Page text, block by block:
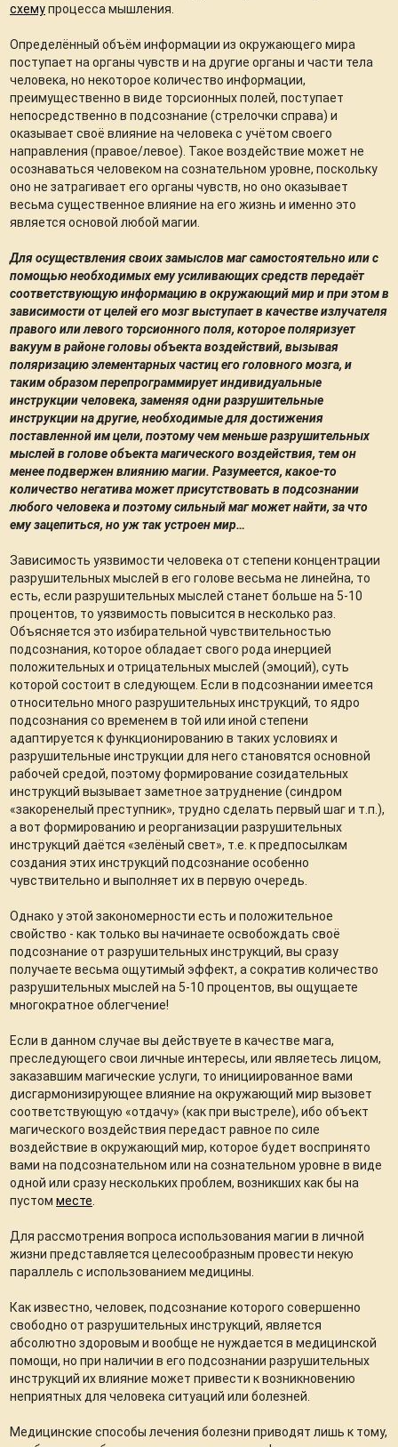
схемупроцесса мышления.
Определённый объём информации из окружающего мира
поступает на органы чувств и на другие органы и части тела
человека, но некоторое количество информации,
преимущественно в виде торсионных полей, поступает
непосредственно в подсознание (стрелочки справа) и
оказывает своё влияние на человека с учётом своего
направления (правое/левое). Такое воздействие может не
осознаваться человеком на сознательном уровне, поскольку
оно не затрагивает его органы чувств, но оно оказывает
весьма существенное влияние на его жизнь и именно это
является основой любой магии.
Для осуществления своих замыслов маг самостоятельно или с
помощью необходимых ему усиливающих средств передаёт
соответствующую информацию в окружающий мир и при этом в
зависимости от целей его мозг выступает в качестве излучателя
правого или левого торсионного поля, которое поляризует
вакуум в районе головы объекта воздействий, вызывая
поляризацию элементарных частиц его головного мозга, и
таким образом перепрограммирует индивидуальные
инструкции человека, заменяя одни разрушительные
инструкции на другие, необходимые для достижения
поставленной им цели, поэтому чем меньше разрушительных
мыслей в голове объекта магического воздействия, тем он
менее подвержен влиянию магии. Разумеется, какое-то
количество негатива может присутствовать в подсознании
любого человека и поэтому сильный маг может найти, за что
ему зацепиться, но уж так устроен мир…
Зависимость уязвимости человека от степени концентрации
разрушительных мыслей в его голове весьма не линейна, то
есть, если разрушительных мыслей станет больше на 5-10
процентов, то уязвимость повысится в несколько раз.
Объясняется это избирательной чувствительностью
подсознания, которое обладает свого рода инерцией
положительных и отрицательных мыслей (эмоций), суть
которой состоит в следующем. Если в подсознании имеется
относительно много разрушительных инструкций, то ядро
подсознания со временем в той или иной степени
адаптируется к функционированию в таких условиях и
разрушительные инструкции для него становятся основной
рабочей средой, поэтому формирование созидательных
инструкций вызывает заметное затруднение (синдром
«закоренелый преступник», трудно сделать первый шаг и т.п.),
а вот формированию и реорганизации разрушительных
инструкций даётся «зелёный свет», т.е. к предпосылкам
создания этих инструкций подсознание особенно
чувствительно и выполняет их в первую очередь.
Однако у этой закономерности есть и положительное
свойство - как только вы начинаете освобождать своё
подсознание от разрушительных инструкций, вы сразу
получаете весьма ощутимый эффект, а сократив количество
разрушительных мыслей на 5-10 процентов, вы ощущаете
многократное облегчение!
Если в данном случае вы действуете в качестве мага,
преследующего свои личные интересы, или являетесь лицом,
заказавшим магические услуги, то инициированное вами
дисгармонизирующее влияние на окружающий мир вызовет
соответствующую «отдачу» (как при выстреле), ибо объект
магического воздействия передаст равное по силе
воздействие в окружающий мир, которое будет воспринято
вами на подсознательном или на сознательном уровне в виде
одной или сразу нескольких проблем, возникших как бы на
пустом месте
Для рассмотрения вопроса использования магии в личной
жизни представляется целесообразным провести некую
параллель с использованием медицины.
Как известно, человек, подсознание которого совершенно
свободно от разрушительных инструкций, является
абсолютно здоровым и вообще не нуждается в медицинской
помощи, но при наличии в его подсознании разрушительных
инструкций их влияние может привести к возникновению
неприятных для человека ситуаций или болезней.
Медицинские способы лечения болезни приводят лишь к тому,